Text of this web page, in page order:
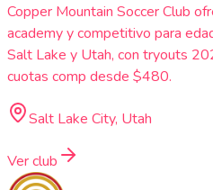
Copper Mountain Soccer Club
academy y competitivo para
Salt Lake y Utah, con tryouts
cuotas comp desde $480.
Salt Lake City, Utah
Ver club